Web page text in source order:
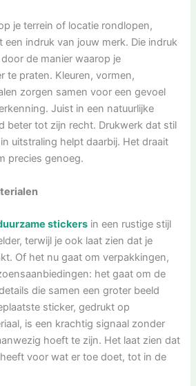
je terrein of locatie rondlopen,
indruk van jouw merk. Die indruk
de manier waarop je
te praten. Kleuren, vormen,
zorgen samen voor een gevoel
Juist in een natuurlijke
beter tot zijn recht. Drukwerk dat stil
uitstraling helpt daarbij. Het draait
precies genoeg.
stickers in een rustige stijl
terwijl je ook laat zien dat je
Of het nu gaat om verpakkingen,
het gaat om de
die samen een groter beeld
sticker, gedrukt op
is een krachtig signaal zonder
hoeft te zijn. Het laat zien dat
voor wat er toe doet, tot in de